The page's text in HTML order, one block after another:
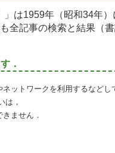
」は1959年（昭和34年
全記事の検索と結果（
．
ットワークを利用するなど
は，
ません．